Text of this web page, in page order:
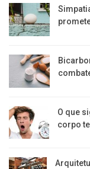
O que
corpo